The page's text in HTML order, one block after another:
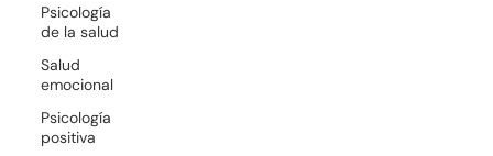
Psicología
de la salud
Salud
emocional
Psicología
positiva